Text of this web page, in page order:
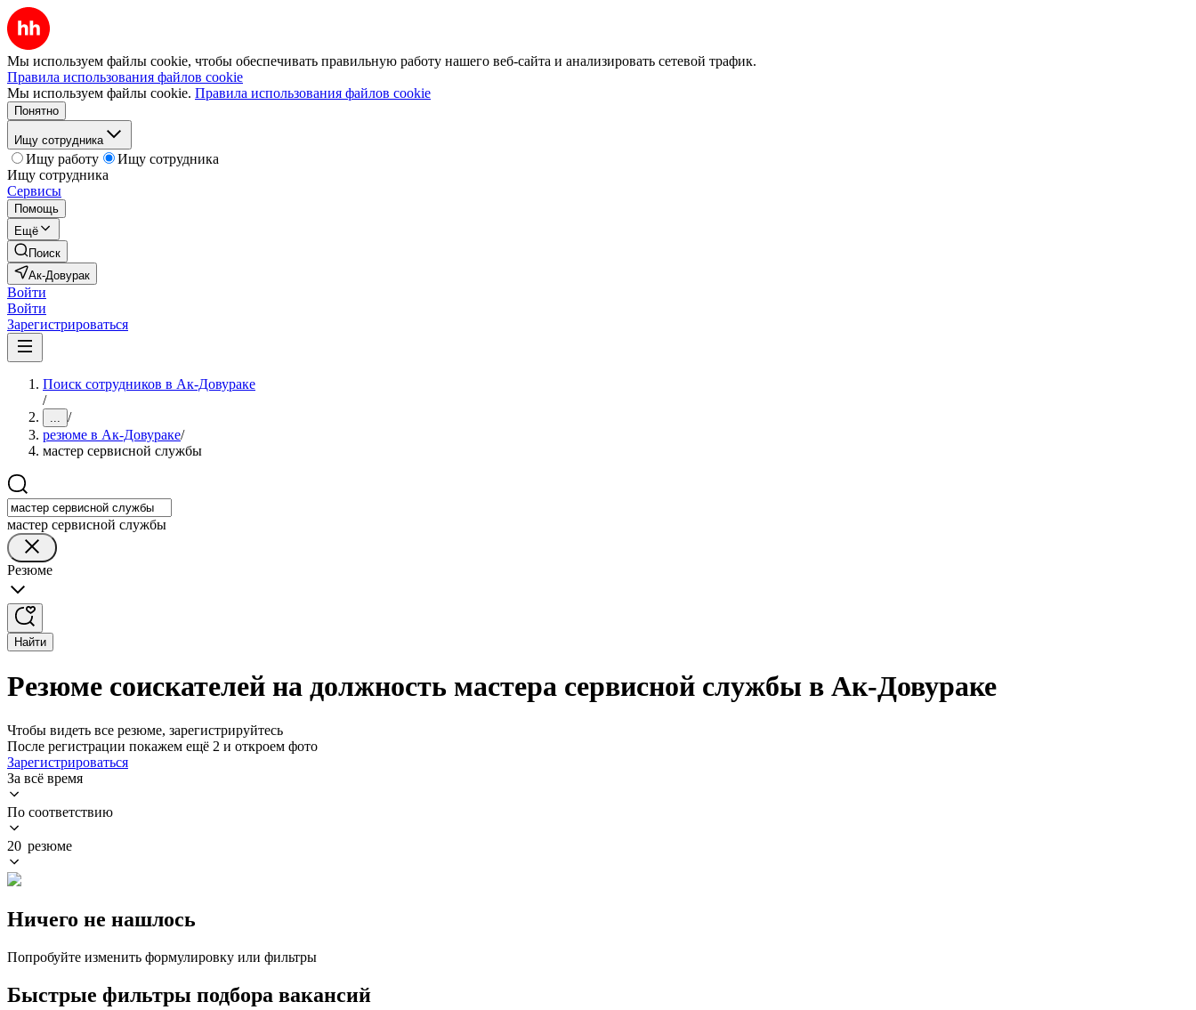
Мы используем файлы cookie, чтобы обеспечивать правильную работу нашего веб-сайта и анализировать сетевой трафик.
Правила использования файлов cookie
Мы используем файлы cookie. Правила использования файлов cookie
Понятно
Ищу сотрудника
Ищу работу
Ищу сотрудника
Ищу сотрудника
Сервисы
Помощь
Ещё
Поиск
Ак-Довурак
Войти
Войти
Зарегистрироваться
Поиск сотрудников в Ак-Довураке
/
... /
резюме в Ак-Довураке/
мастер сервисной службы
мастер сервисной службы
Резюме
Найти
Резюме соискателей на должность мастера сервисной службы в Ак-Довураке
Чтобы видеть все резюме, зарегистрируйтесь
После регистрации покажем ещё 2 и откроем фото
Зарегистрироваться
За всё время
По соответствию
20 резюме
Ничего не нашлось
Попробуйте изменить формулировку или фильтры
Быстрые фильтры подбора вакансий